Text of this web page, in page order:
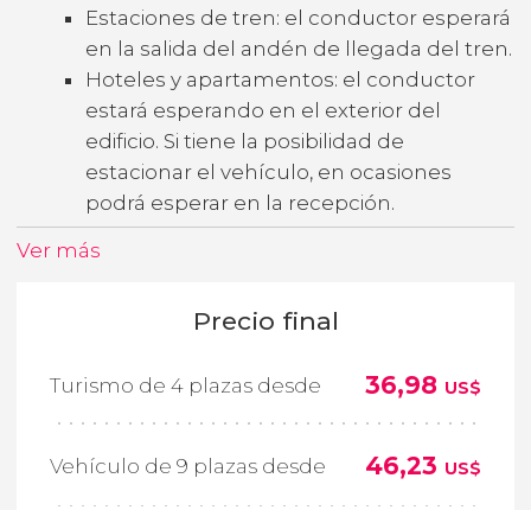
Estaciones de tren: el conductor esperará
en la salida del andén de llegada del tren.
Hoteles y apartamentos: el conductor
estará esperando en el exterior del
edificio. Si tiene la posibilidad de
estacionar el vehículo, en ocasiones
podrá esperar en la recepción.
Ver más
Precio final
Turismo de 4 plazas desde 36,98 US$
Vehículo de 9 plazas desde 46,23 US$